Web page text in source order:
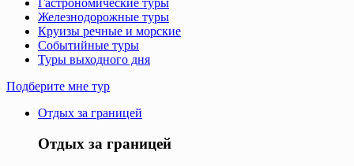
Железнодорожные туры
Круизы речные и морские
Событийные туры
Туры выходного дня
Подберите мне тур
Отдых за границей
Отдых за границей